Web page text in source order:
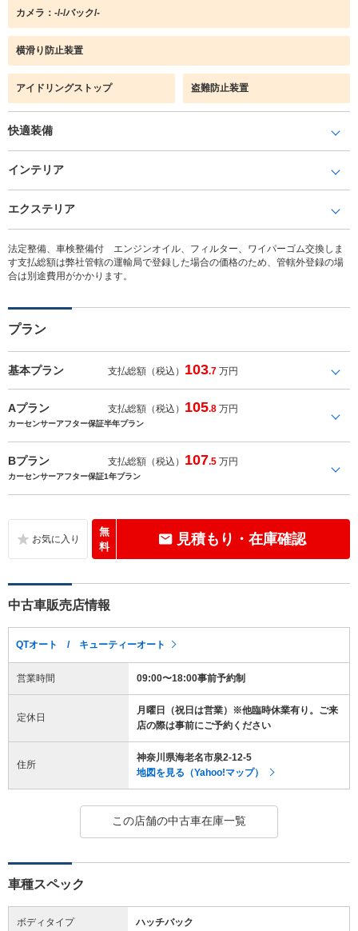
カメラ：-/-/バック/-
横滑り防止装置
アイドリングストップ 盗難防止装置
快適装備
インテリア
エクステリア
法定整備、車検整備付 エンジンオイル、フィルター、ワイパーゴム交換しま
す支払総額は弊社管轄の運輸局で登録した場合の価格のため、管轄外登録の場
合は別途費用がかかります。
プラン
基本プラン 支払総額（税込） 103.7 万円
Aプラン 支払総額（税込） 105.8 万円
カーセンサーアフター保証半年プラン
Bプラン 支払総額（税込） 107.5 万円
カーセンサーアフター保証1年プラン
無
料
見積もり・在庫確認
中古車販売店情報
QTオート / キューティーオート
営業時間 09:00〜18:00事前予約制
定休日
月曜日（祝日は営業）※他臨時休業有り。ご来
店の際は事前にご予約ください
住所
神奈川県海老名市泉2-12-5
地図を見る（Yahoo!マップ）
この店舗の中古車在庫一覧
車種スペック
ボディタイプ ハッチバック